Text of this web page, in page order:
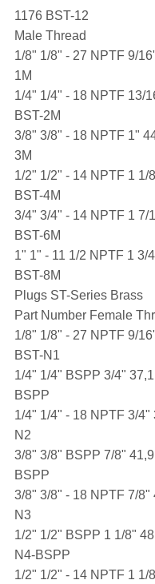
1176 BST-12
Male Thread
1/8" 1/8" - 27 NPTF 9/
1M
1/4" 1/4" - 18 NPTF 13/
BST-2M
3/8" 3/8" - 18 NPTF 1"
3M
1/2" 1/2" - 14 NPTF 1 1/
BST-4M
3/4" 3/4" - 14 NPTF 1 7/
BST-6M
1" 1" - 11 1/2 NPTF 1 3/
BST-8M
Plugs ST-Series Brass
Part Number Female
1/8" 1/8" - 27 NPTF 9/
BST-N1
1/4" 1/4" BSPP 3/4"
BSPP
1/4" 1/4" - 18 NPTF 3/
N2
3/8" 3/8" BSPP 7/8"
BSPP
3/8" 3/8" - 18 NPTF 7/8"
N3
1/2" 1/2" BSPP 1 1/8"
N4-BSPP
1/2" 1/2" - 14 NPTF 1 1/